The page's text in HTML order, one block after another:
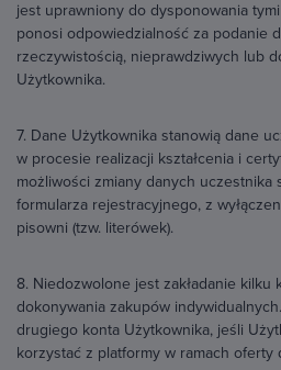
jest uprawniony do dysponowania
ponosi odpowiedzialność za podanie
rzeczywistością, nieprawdziwych lub
Użytkownika.
7. Dane Użytkownika stanowią dane
w procesie realizacji kształcenia i
możliwości zmiany danych uczestnika
formularza rejestracyjnego, z
pisowni (tzw. literówek).
8. Niedozwolone jest zakładanie
dokonywania zakupów
drugiego konta Użytkownika, jeśli
korzystać z platformy w ramach oferty